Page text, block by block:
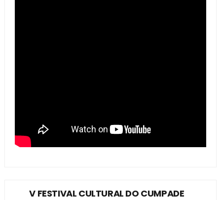
V FESTIVAL CULTURAL DO CUMPADE